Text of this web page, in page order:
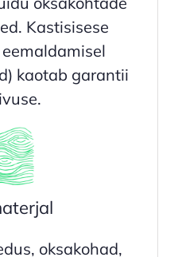
Kastisisese
kaotab garantii
oksakohad,